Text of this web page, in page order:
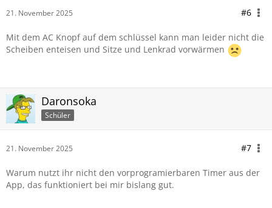
21. November 2025 #6
Mit dem AC Knopf auf dem schlüssel kann man leider nicht die
Scheiben enteisen und Sitze und Lenkrad vorwärmen
Daronsoka
Schüler
21. November 2025 #7
Warum nutzt ihr nicht den vorprogramierbaren Timer aus der
App, das funktioniert bei mir bislang gut.